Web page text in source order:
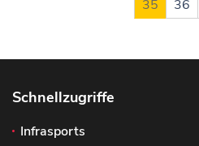
35
36
Schnellzugriffe
Infrasports